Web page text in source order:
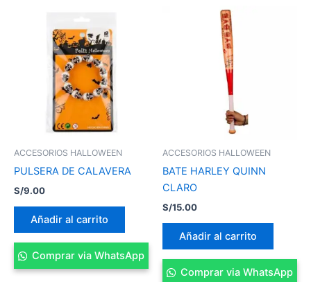
ACCESORIOS HALLOWEEN
PULSERA DE CALAVERA
S/9.00
Añadir al carrito
Comprar via WhatsApp
ACCESORIOS HALLOWEEN
BATE HARLEY QUINN
CLARO
S/15.00
Añadir al carrito
Comprar via WhatsApp